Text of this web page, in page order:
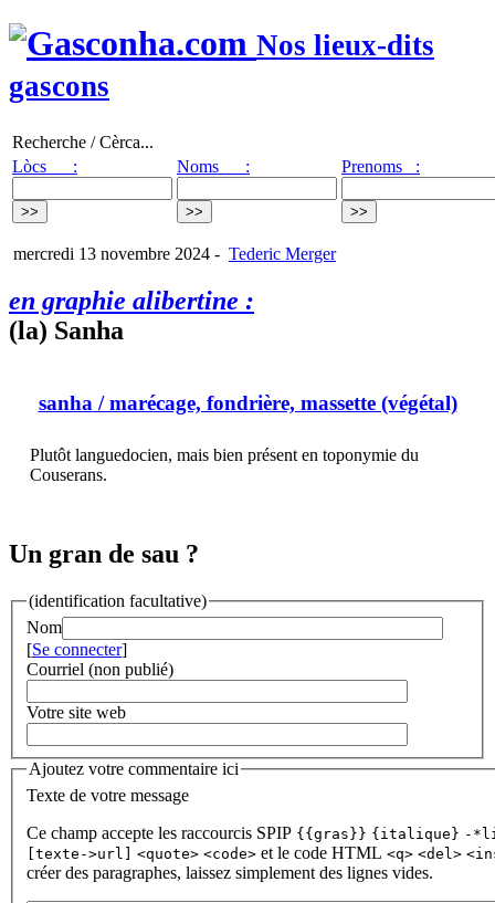
Nos lieux-dits
gascons
Recherche / Cèrca...
Lòcs :
Noms : Prenoms :
mercredi 13 novembre 2024 - Tederic Merger
en graphie alibertine :
(la) Sanha
sanha/ marécage, fondrière, massette (végétal)
Plutôt languedocien, mais bien présent en toponymie du
Couserans.
Un gran de sau ?
(identification facultative)
Nom
[Se connecter]
Courriel (non publié)
Votre site web
Ajoutez votre commentaire ici
Texte de votre message
Ce champ accepte les raccourcis SPIP {{gras}} {italique} -
[texte->url] <quote> <code> et le code HTML <q> <del>
créer des paragraphes, laissez simplement des lignes vides.